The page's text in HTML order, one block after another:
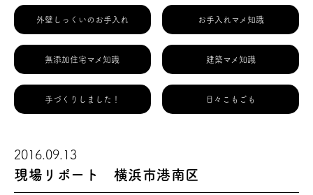
外壁しっくいのお手入れ お手入れマメ知識
無添加住宅マメ知識 建築マメ知識
手づくりしました！ 日々こもごも
2016.09.13
現場リポート 横浜市港南区